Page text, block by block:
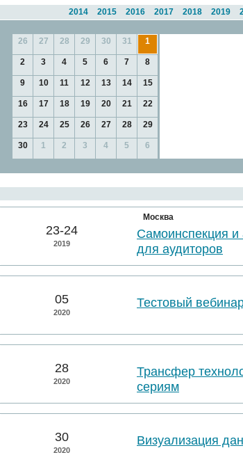
2019
2018
2017
2016
2015
2014
26 27 28 29 30 31 1
2 3 4 5 6 7 8
9 10 11 12 13 14 15
16 17 18 19 20 21 22
23 24 25 26 27 28 29
30 1 2 3 4 5 6
23-24
2019
Москва
Самоинспекция и
для аудиторов
05
2020
Тестовый
28
2020
Трансфер
сериям
30
2020
Визуализация